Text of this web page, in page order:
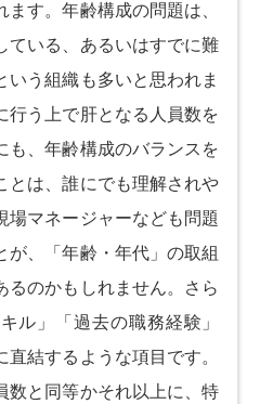
す。年齢構成の問題は、
ている、あるいはすでに難
いう組織も多いと思われま
行う上で肝となる人員数を
も、年齢構成のバランスを
とは、誰にでも理解されや
場マネージャーなども問題
が、「年齢・年代」の取組
るのかもしれません。さら
ル」「過去の職務経験」
直結するような項目です。
数と同等かそれ以上に、特